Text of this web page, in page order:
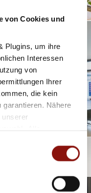
von Cookies und
Plugins, um ihre
Interessen
von
Ihrer
die kein
Nähere
unserer